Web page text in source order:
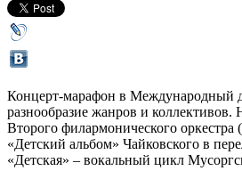
Концерт-марафон в Международный
разнообразие жанров и коллективов.
Второго филармонического
«Детский альбом» Чайковского в
«Детская» – вокальный цикл